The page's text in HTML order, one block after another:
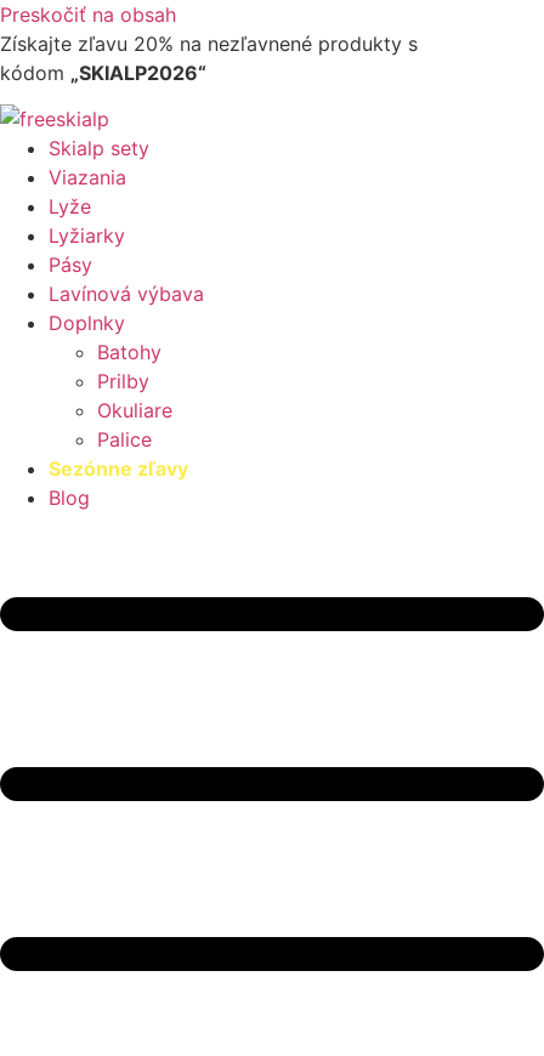
Preskočiť na obsah
Získajte zľavu 20% na nezľavnené produkty​ s
kódom „SKIALP2026“
Skialp sety
Viazania
Lyže
Lyžiarky
Pásy
Lavínová výbava
Doplnky
Batohy
Prilby
Okuliare
Palice
Sezónne zľavy
Blog